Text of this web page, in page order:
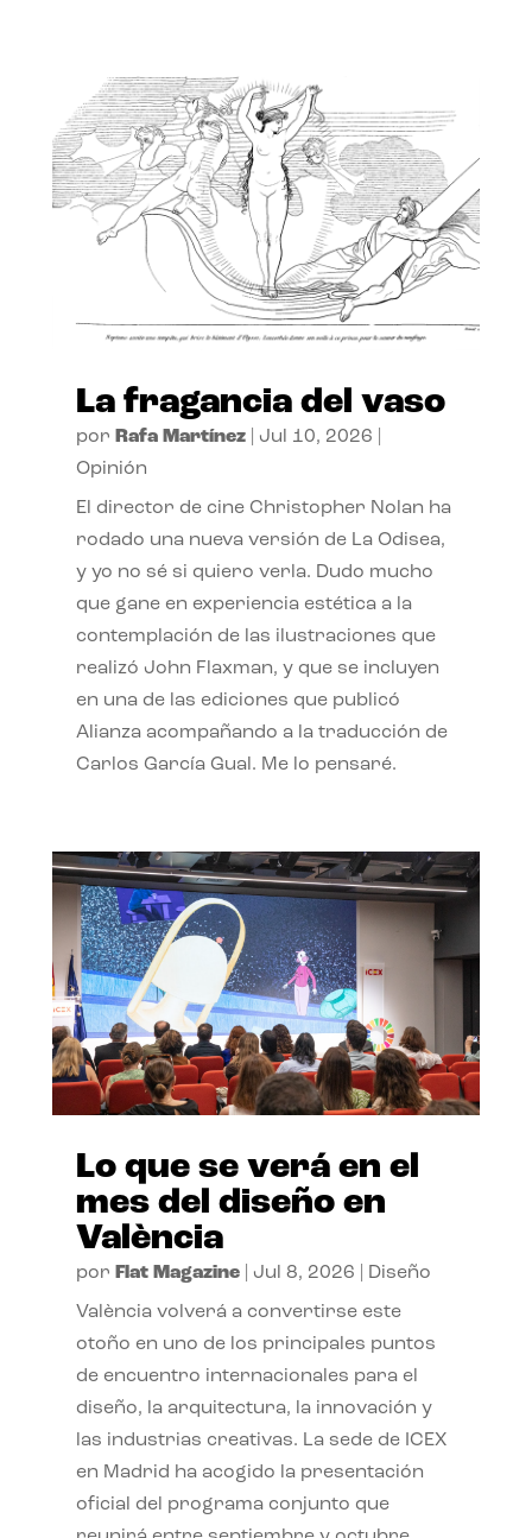
La fragancia del vaso
por Rafa Martínez| Jul 10, 2026
Opinión
El director de cine Christopher Nolan ha
rodado una nueva versión de La Odisea,
y yo no sé si quiero verla. Dudo mucho
que gane en experiencia estética a la
contemplación de las ilustraciones que
realizó John Flaxman, y que se incluyen
en una de las ediciones que publicó
Alianza acompañando a la traducción de
Carlos García Gual. Me lo pensaré.
Lo que se verá en el
mes del diseño en
València
por Flat Magazine| Jul 8, 2026 Diseño
València volverá a convertirse este
otoño en uno de los principales puntos
de encuentro internacionales para el
diseño, la arquitectura, la innovación y
las industrias creativas. La sede de ICEX
en Madrid ha acogido la presentación
oficial del programa conjunto que